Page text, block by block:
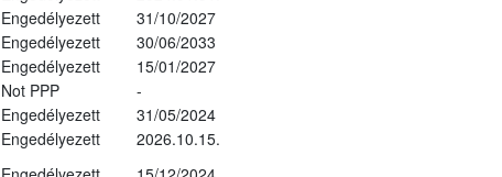
Engedélyezett
31/10/2027
Engedélyezett
30/06/2033
Engedélyezett
15/01/2027
Not PPP
-
Engedélyezett
31/05/2024
Engedélyezett
2026.10.15.